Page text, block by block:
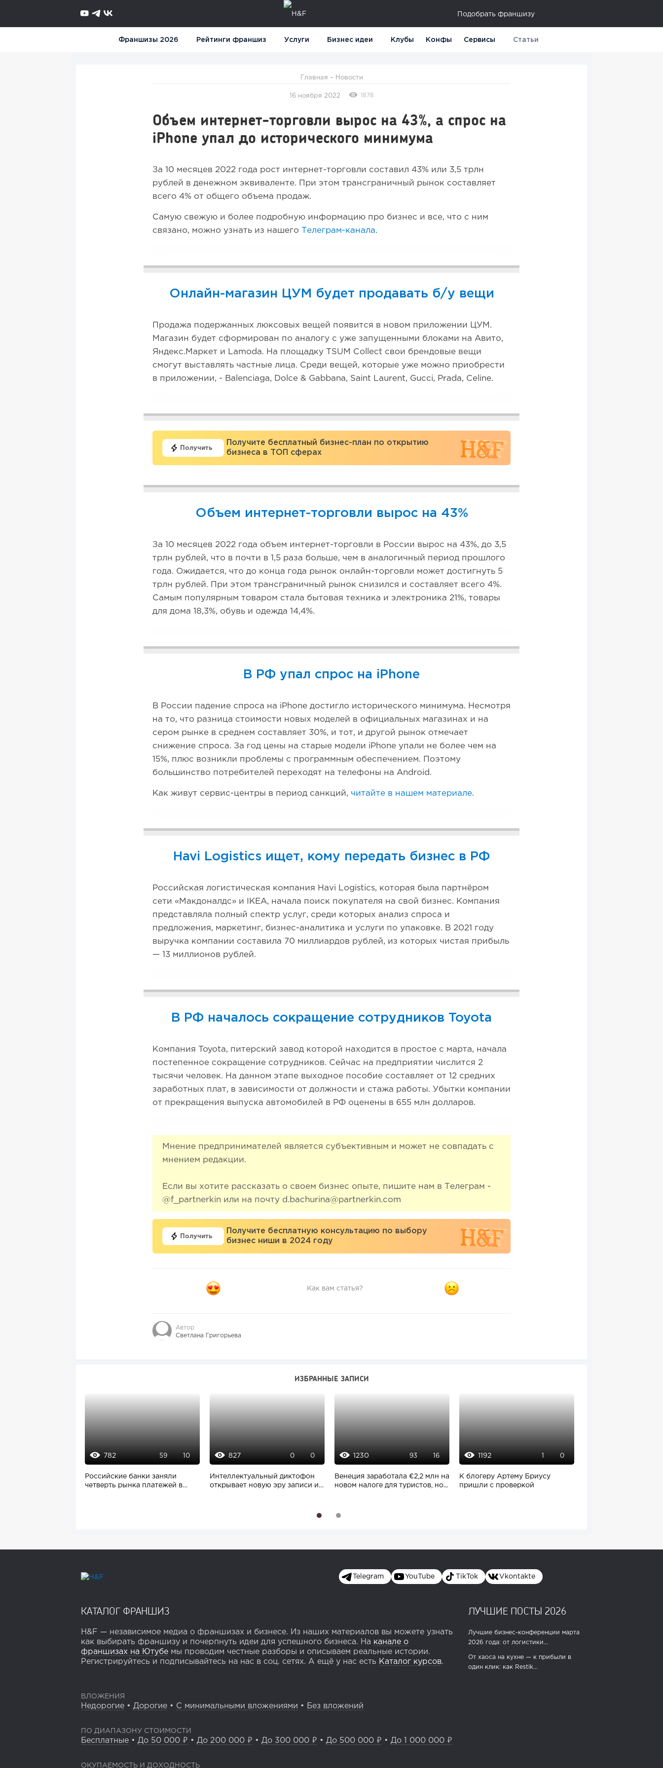
Подобрать франшизу
Франшизы 2026 Рейтинги франшиз Услуги Бизнес идеи Клубы Конфы Сервисы Статьи
Главная – Новости
16 ноября 2022 1878
Объем интернет-торговли вырос на 43%, а спрос на
iPhone упал до исторического минимума
За 10 месяцев 2022 года рост интернет-торговли составил 43% или 3,5 трлн
рублей в денежном эквиваленте. При этом трансграничный рынок составляет
всего 4% от общего объема продаж.
Самую свежую и более подробную информацию про бизнес и все, что с ним
связано, можно узнать из нашего
Телеграм-канала.
Онлайн-магазин ЦУМ будет продавать б/у вещи
Продажа подержанных люксовых вещей появится в новом приложении ЦУМ.
Магазин будет сформирован по аналогу с уже запущенными блоками на Авито,
Яндекс.Маркет и Lamoda. На площадку TSUM Collect свои брендовые вещи
смогут выставлять частные лица. Среди вещей, которые уже можно приобрести
в приложении, - Balenciaga, Dolce & Gabbana, Saint Laurent, Gucci, Prada, Celine.
Получите бесплатный бизнес-план по открытию
бизнеса в ТОП сферах
Получить
Объем интернет-торговли вырос на 43%
За 10 месяцев 2022 года объем интернет-торговли в России вырос на 43%, до 3,5
трлн рублей, что в почти в 1,5 раза больше, чем в аналогичный период прошлого
года. Ожидается, что до конца года рынок онлайн-торговли может достигнуть 5
трлн рублей. При этом трансграничный рынок снизился и составляет всего 4%.
Самым популярным товаром стала бытовая техника и электроника 21%, товары
для дома 18,3%, обувь и одежда 14,4%.
В РФ упал спрос на iPhone
В России падение спроса на iPhone достигло исторического минимума. Несмотря
на то, что разница стоимости новых моделей в официальных магазинах и на
сером рынке в среднем составляет 30%, и тот, и другой рынок отмечает
снижение спроса. За год цены на старые модели iPhone упали не более чем на
15%, плюс возникли проблемы с программным обеспечением. Поэтому
большинство потребителей переходят на телефоны на Android.
Как живут сервис-центры в период санкций, читайте в нашем материале.
Havi Logistics ищет, кому передать бизнес в РФ
Российская логистическая компания Havi Logistics, которая была партнёром
сети «Макдоналдс» и IKEA, начала поиск покупателя на свой бизнес. Компания
представляла полный спектр услуг, среди которых анализ спроса и
предложения, маркетинг, бизнес-аналитика и услуги по упаковке. В 2021 году
выручка компании составила 70 миллиардов рублей, из которых чистая прибыль
— 13 миллионов рублей.
В РФ началось сокращение сотрудников Toyota
Компания Toyota, питерский завод которой находится в простое с марта, начала
постепенное сокращение сотрудников. Сейчас на предприятии числится 2
тысячи человек. На данном этапе выходное пособие составляет от 12 средних
заработных плат, в зависимости от должности и стажа работы. Убытки компании
от прекращения выпуска автомобилей в РФ оценены в 655 млн долларов.
Мнение предпринимателей является субъективным и может не совпадать с
мнением редакции.
Если вы хотите рассказать о своем бизнес опыте, пишите нам в Телеграм -
@f_partnerkin или на почту d.bachurina@partnerkin.com
Получите бесплатную консультацию по выбору
бизнес ниши в 2024 году
Получить
Как вам статья?
Автор
Светлана Григорьева
ИЗБРАННЫЕ ЗАПИСИ
782 59 10
Российские банки заняли
четверть рынка платежей в
827 0 0
Интеллектуальный диктофон
открывает новую эру записи и
1230 93 16
Венеция заработала €2,2 млн на
новом налоге для туристов, но...
1192 0
К блогеру Артему Бриусу
пришли с проверкой
2
Telegram YouTube TikTok Vkontakte
КАТАЛОГ ФРАНШИЗ
H&F — независимое медиа о франшизах и бизнесе. Из наших материалов вы можете узнать
как выбирать франшизу и почерпнуть идеи для успешного бизнеса. На канале о
франшизах на Ютубе мы проводим честные разборы и описываем реальные истории.
Регистрируйтесь и подписывайтесь на нас в соц. сетях. А ещё у нас есть Каталог курсов.
ЛУЧШИЕ ПОСТЫ 2026
Лучшие бизнес-конференции марта
2026 года: от логистики...
От хаоса на кухне — к прибыли в
один клик: как Restik...
ВЛОЖЕНИЯ
Недорогие • Дорогие • С минимальными вложениями • Без вложений
ПО ДИАПАЗОНУ СТОИМОСТИ
Бесплатные • До 50 000 ₽ • До 200 000 ₽ • До 300 000 ₽ • До 500 000 ₽ • До 1 000 000 ₽
ОКУПАЕМОСТЬ И ДОХОДНОСТЬ